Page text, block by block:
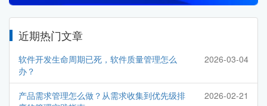
近期热门文章
软件开发生命周期已死，软件质量管理怎么
办？
2026-03-04
产品需求管理怎么做？从需求收集到优先级排
2026-02-21